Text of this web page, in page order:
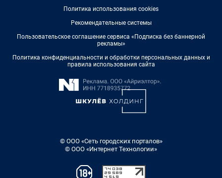
Политика использования cookies
Рекомендательные системы
Пользовательское соглашение сервиса «Подписка без баннерной
рекламы»
Политика конфиденциальности и обработки персональных данных и
правила использования сайта
© ООО «Сеть городских порталов»
© ООО «Интернет Технологии»